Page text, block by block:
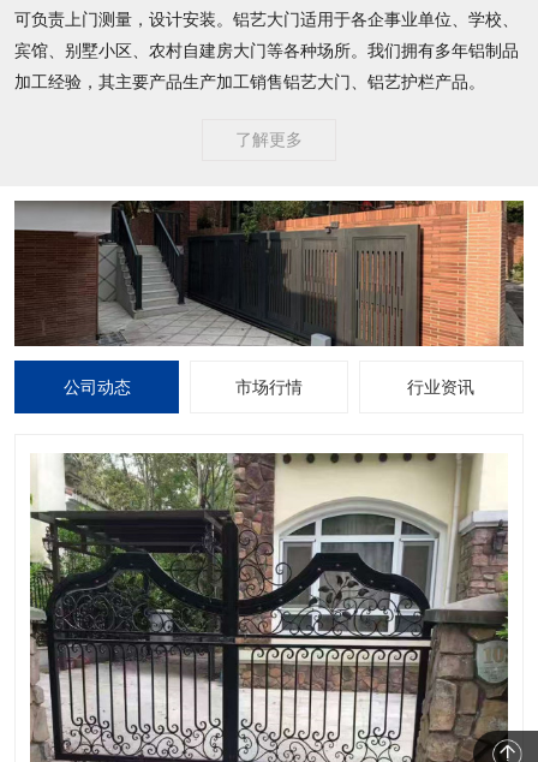
可负责上门测量，设计安装。铝艺大门适用于各企事业单位、学校、
宾馆、别墅小区、农村自建房大门等各种场所。我们拥有多年铝制品
加工经验，其主要产品生产加工销售铝艺大门、铝艺护栏产品。
了解更多
公司动态 市场行情 行业资讯